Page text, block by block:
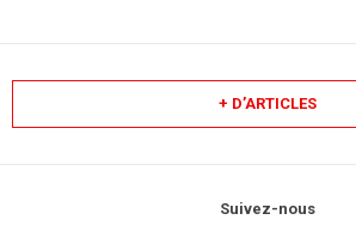
+ D’ARTICLES
Suivez-nous